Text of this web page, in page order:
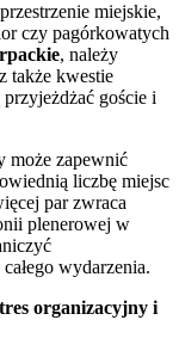
miejskie,
czy pagórkowatych
, należy
także kwestie
goście i
może zapewnić
liczbę miejsc
par zwraca
plenerowej w
wydarzenia.
organizacyjny i